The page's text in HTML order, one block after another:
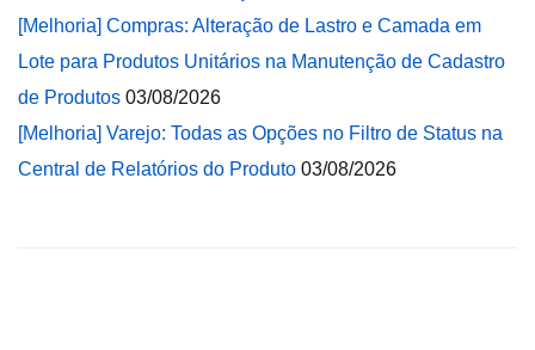
[Melhoria] Compras: Alteração de Lastro e Camada em
Lote para Produtos Unitários na Manutenção de Cadastro
de Produtos 03/08/2026
[Melhoria] Varejo: Todas as Opções no Filtro de Status na
Central de Relatórios do Produto 03/08/2026